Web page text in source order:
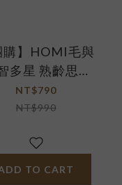
購】HOMI毛與
多星 熟齡思緒
保健粉
NT$790
NT$990
TO CART